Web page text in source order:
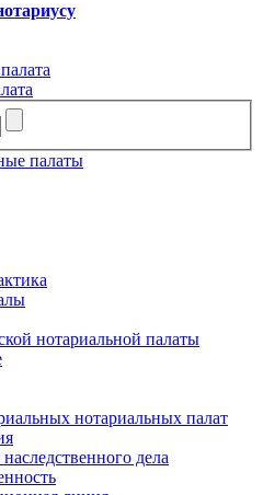
палаты
нотариальной палаты
нотариальных палат
дела